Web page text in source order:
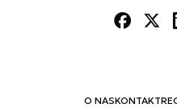
O NASKONTAKT